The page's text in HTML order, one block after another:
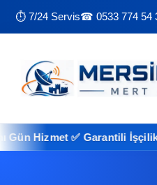
⏱ 7/24 Servis☎ 0533 774 54
✅ Garantili İşçilik ✅